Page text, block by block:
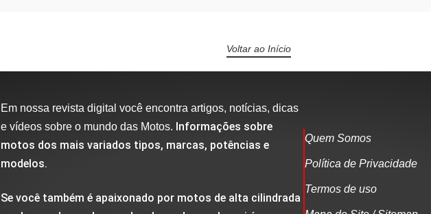
Voltar ao Início
Em nossa revista digital você encontra artigos, notícias, dicas
e vídeos sobre o mundo das Motos. Informações sobre
motos dos mais variados tipos, marcas, potências e
modelos.
Se você também é apaixonado por motos de alta cilindrada
Quem Somos
Política de Privacidade
Termos de uso